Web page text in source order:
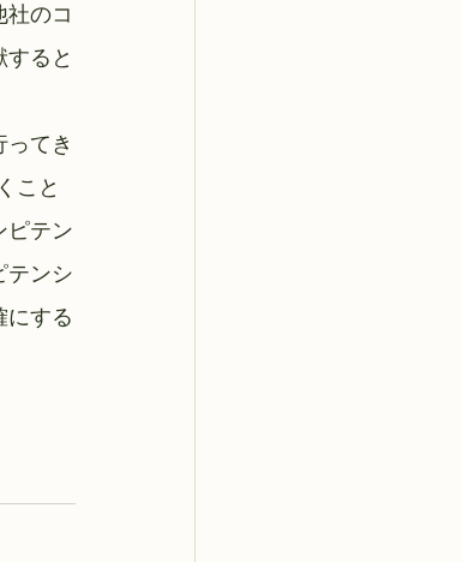
のコ
ると
てき
こと
ピテン
テンシ
にする